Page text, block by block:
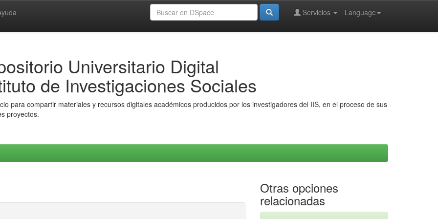
Language
Servicios
Universitario Digital
de Investigaciones Sociales
para compartir materiales y recursos digitales académicos producidos por los investigadores del IIS, en el proceso de sus
proyectos.
Otras opciones
relacionadas